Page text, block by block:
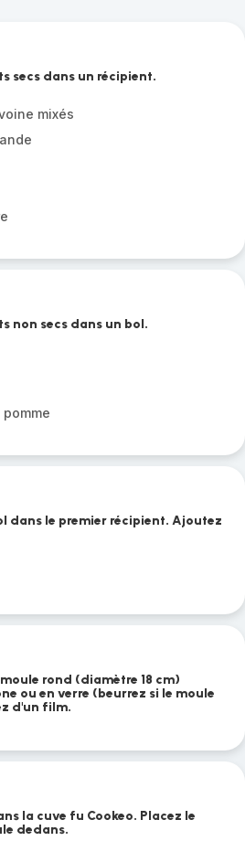
secs dans un récipient.
mixés
non secs dans un bol.
dans le premier récipient. Ajoutez
rond (diamètre 18 cm)
ou en verre (beurrez si le moule
d'un film.
la cuve fu Cookeo. Placez le
dedans.